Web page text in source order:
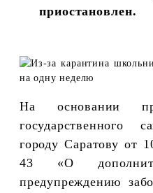
приостановлен.
На основании
государственного
городу Саратову от
43 «О
предупреждению